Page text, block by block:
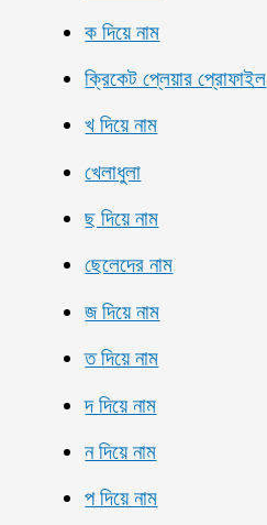
ক দিয়ে নাম
ক্রিকেট প্লেয়ার প্রোফাইল
খ দিয়ে নাম
খেলাধুলা
ছ দিয়ে নাম
ছেলেদের নাম
জ দিয়ে নাম
ত দিয়ে নাম
দ দিয়ে নাম
ন দিয়ে নাম
প দিয়ে নাম